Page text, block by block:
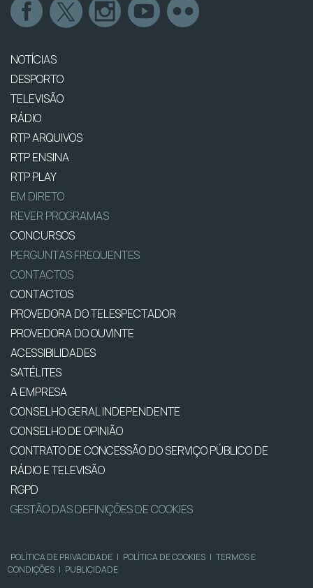
NOTÍCIAS
DESPORTO
TELEVISÃO
RÁDIO
RTP ARQUIVOS
RTP ENSINA
RTP PLAY
EM DIRETO
REVER PROGRAMAS
CONCURSOS
PERGUNTAS FREQUENTES
CONTACTOS
CONTACTOS
PROVEDORA DO TELESPECTADOR
PROVEDORA DO OUVINTE
ACESSIBILIDADES
SATÉLITES
A EMPRESA
CONSELHO GERAL INDEPENDENTE
CONSELHO DE OPINIÃO
CONTRATO DE CONCESSÃO DO SERVIÇO PÚBLICO DE
RÁDIO E TELEVISÃO
RGPD
GESTÃO DAS DEFINIÇÕES DE COOKIES
POLÍTICA DE PRIVACIDADE | POLÍTICA DE COOKIES | TERMOS E
CONDIÇÕES | PUBLICIDADE